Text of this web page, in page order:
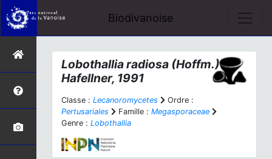
Biodivanoise
Lobothallia radiosa (Hoffm.)
Hafellner, 1991
Classe : Lecanoromycetes
Ordre :
Pertusariales
Famille : Megasporaceae
Genre : Lobothallia